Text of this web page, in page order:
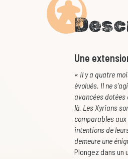
Une
« Il y a quatre
évolués. Il ne
avancées dotées
là. Les Xyrians
comparables
intentions de
demeure une
Plongez dans